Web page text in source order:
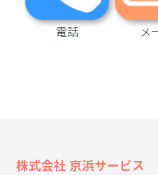
電話 メ
株式会社 京浜サービス